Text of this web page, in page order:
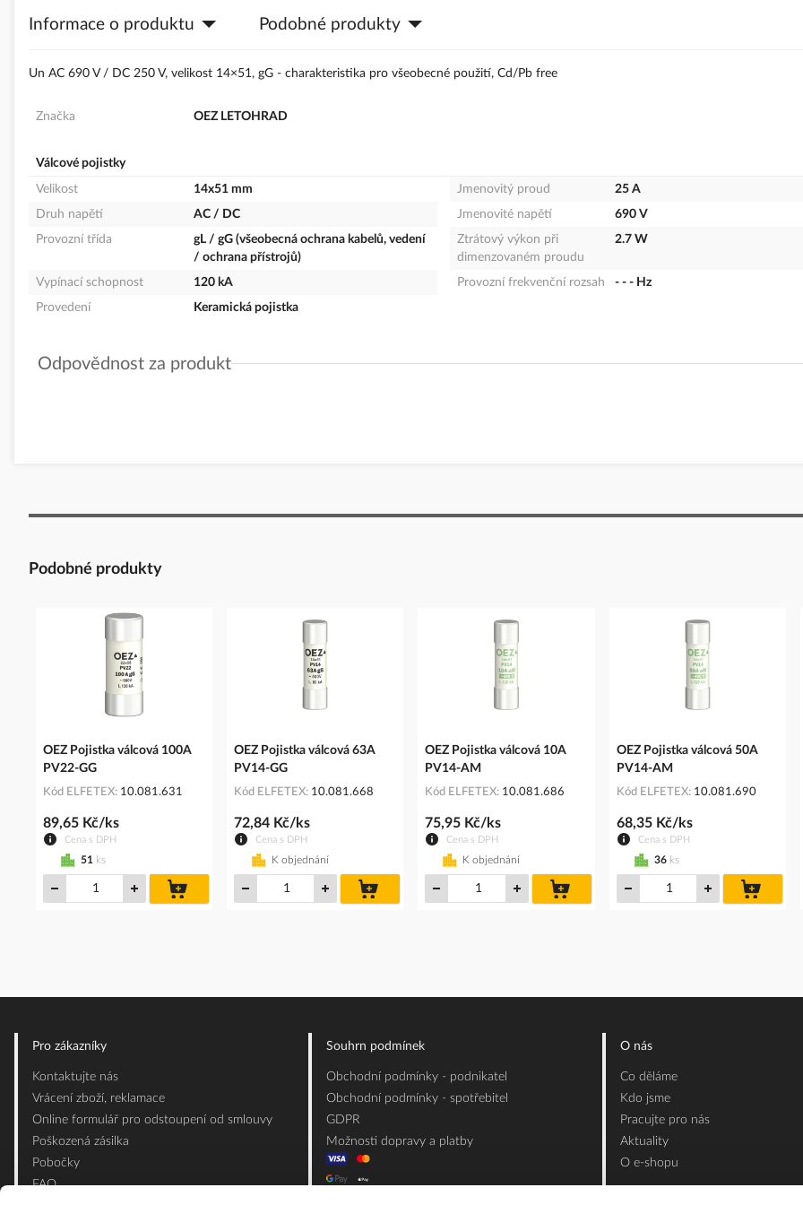
obrázky
Informace o produktu Podobné produkty
Un AC 690 V / DC 250 V, velikost 14×51, gG - charakteristika pro všeobecné použití, Cd/Pb free
Značka OEZ LETOHRAD
Válcové pojistky
Velikost
14x51 mm
Druh napětí
AC / DC
Provozní třída
gL / gG (všeobecná ochrana kabelů, vedení
/ ochrana přístrojů)
Vypínací schopnost
120 kA
Provedení
Keramická pojistka
Jmenovitý proud
25 A
Jmenovité napětí
690 V
Ztrátový výkon při
dimenzovaném proudu
2.7 W
Provozní frekvenční rozsah - - - Hz
GPSR Details
Odpovědnost za produkt
Podobné produkty
OEZ Pojistka válcová 100A
PV22-GG
Kód ELFETEX 10.081.631
Cena s DPH
89,65 Kč/ks
51 ks
košíku
OEZ Pojistka válcová 63A
PV14-GG
Kód ELFETEX 10.081.668
Cena s DPH
72,84 Kč/ks
K objednání
košíku
OEZ Pojistka válcová 10A
PV14-AM
Kód ELFETEX 10.081.686
Cena s DPH
75,95 Kč/ks
K objednání
košíku
OEZ Pojistka válcová 50A
PV14-AM
Kód ELFETEX 10.081.690
Cena s DPH
68,35 Kč/ks
36 ks
košíku
Pro zákazníky
Kontaktujte nás
Vrácení zboží, reklamace
Online formulář pro odstoupení od smlouvy
Poškozená zásilka
Pobočky
FAQ
Souhrn podmínek
Obchodní podmínky - podnikatel
Obchodní podmínky - spotřebitel
GDPR
Možnosti dopravy a platby
O nás
Co děláme
Kdo jsme
Pracujte pro nás
Aktuality
O e-shopu